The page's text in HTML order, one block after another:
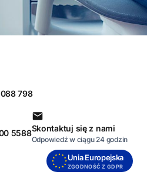
798
5588Skontaktuj się z nami
Odpowiedź w ciągu 24 godzin
Unia Europejska
ZGODNOŚĆ Z GDPR